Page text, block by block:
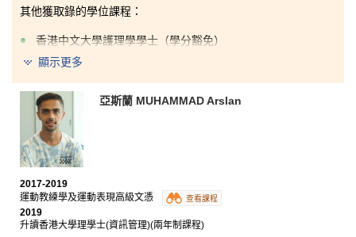
其他獲取錄的學位課程：
香港中文大學護理學學士（學分豁免）
香港科技大學理學士（生物科技）
我們除了在課堂上學習到醫學上的知識外，書院還提供
多元化的學習機會，包括到海外考察及交流、參觀本地
業界設備並了解其運作以及到香港大學精神病學系進行
實習，這些經歷增強了我對醫療行業的了解。此外，課
程的結構完善，講師們樂於為同學提供協助，給我們莫
大支持。
顯示更多
亞斯蘭 MUHAMMAD Arslan
2017-2019
運動教練學及運動表現高級文憑
查看課程
2019
升讀香港大學理學士(資訊管理)(兩年制課程)